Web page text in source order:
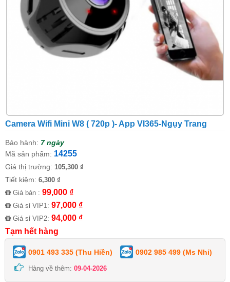
Camera Wifi Mini W8 ( 720p )- App VI365-Ngụy Trang
Bảo hành: 7 ngày
Mã sản phẩm: 14255
Giá thị trường: 105,300 ₫
Tiết kiệm: 6,300 ₫
Giá bán : 99,000 ₫
Giá sỉ VIP1: 97,000 ₫
Giá sỉ VIP2: 94,000 ₫
Tạm hết hàng
0901 493 335 (Thu Hiền) 0902 985 499 (Ms Nhi)
Hàng về thêm: 09-04-2026